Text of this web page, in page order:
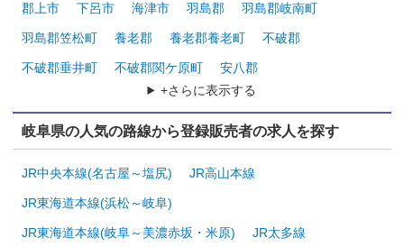
郡上市 下呂市 海津市 羽島郡 羽島郡岐南町
羽島郡笠松町 養老郡 養老郡養老町 不破郡
不破郡垂井町 不破郡関ケ原町
安八郡
+さらに表示する
岐阜県の人気の路線から登録販売者の求人を探す
JR中央本線(名古屋～塩尻) JR高山本線
JR東海道本線(浜松～岐阜)
JR東海道本線(岐阜～美濃赤坂・米原) JR太多線